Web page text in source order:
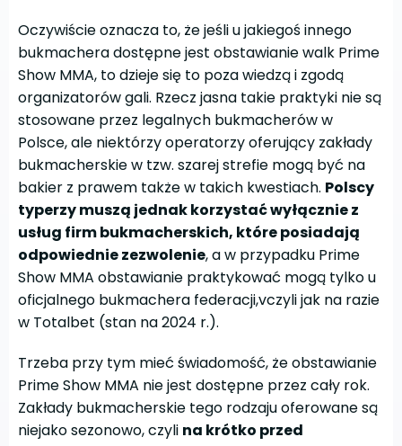
Oczywiście oznacza to, że jeśli u jakiegoś innego
bukmachera dostępne jest obstawianie walk Prime
Show MMA, to dzieje się to poza wiedzą i zgodą
organizatorów gali. Rzecz jasna takie praktyki nie są
stosowane przez legalnych bukmacherów w
Polsce, ale niektórzy operatorzy oferujący zakłady
bukmacherskie w tzw. szarej strefie mogą być na
bakier z prawem także w takich kwestiach. Polscy
typerzy muszą jednak korzystać wyłącznie z
usług firm bukmacherskich, które posiadają
odpowiednie zezwolenie, a w przypadku Prime
Show MMA obstawianie praktykować mogą tylko u
oficjalnego bukmachera federacji,vczyli jak na razie
w Totalbet (stan na 2024 r.).
Trzeba przy tym mieć świadomość, że obstawianie
Prime Show MMA nie jest dostępne przez cały rok.
Zakłady bukmacherskie tego rodzaju oferowane są
niejako sezonowo, czyli na krótko przed